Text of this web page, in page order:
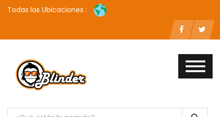
Todas las Ubicaciones :